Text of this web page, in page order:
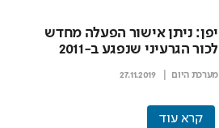
יפן: ניתן אישור הפעלה מחדש
לכור הגרעיני שנפגע ב-2011
מערכת היום 27.11.2019
קרא עוד